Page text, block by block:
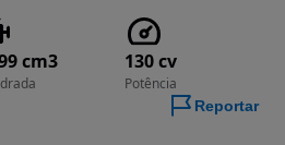
cm3 130 cv
Potência
Reportar